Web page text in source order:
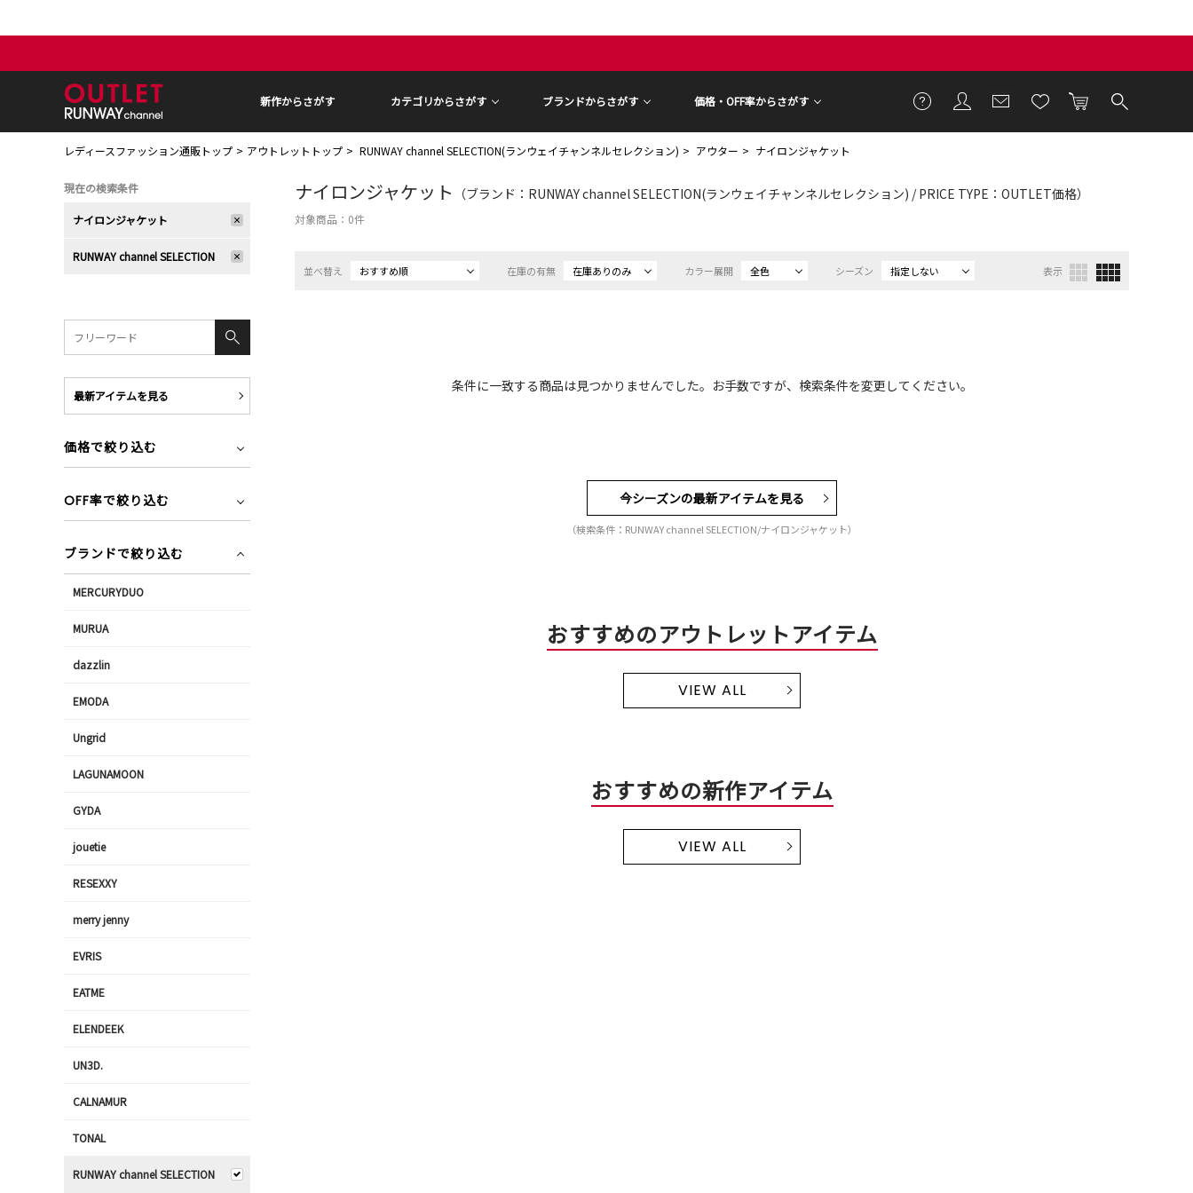
新作からさがす カテゴリからさがす ブランドからさがす 価格・OFF率からさがす
レディースファッション通販トップ アウトレットトップ RUNWAY channel SELECTION(ランウェイチャンネルセレクション) アウター ナイロンジャケット
ナイロンジャケット （ブランド：RUNWAY channel SELECTION(ランウェイチャンネルセレクション) / PRICE TYPE：OUTLET価格）
対象商品： 0件
並べ替え おすすめ順 在庫の有無 在庫ありのみ カラー展開 全色 シーズン 指定しない 表示
条件に一致する商品は見つかりませんでした。お手数ですが、検索条件を変更してください。
今シーズンの最新アイテムを見る
（検索条件：RUNWAY channel SELECTION/ナイロンジャケット）
おすすめのアウトレットアイテム
VIEW ALL
おすすめの新作アイテム
VIEW ALL
現在の検索条件
ナイロンジャケット
RUNWAY channel SELECTION
最新アイテムを見る
価格で絞り込む
OFF率で絞り込む
ブランドで絞り込む
MERCURYDUO
MURUA
dazzlin
EMODA
Ungrid
LAGUNAMOON
GYDA
jouetie
RESEXXY
merry jenny
EVRIS
EATME
ELENDEEK
UN3D.
CALNAMUR
TONAL
RUNWAY channel SELECTION